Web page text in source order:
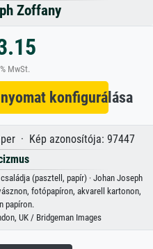
Zoffany
MwSt.
konfigurálása
· Kép azonosítója: 97447
(pasztell, papír) · Johan Joseph
fotópapíron, akvarell kartonon,
papíron.
UK / Bridgeman Images